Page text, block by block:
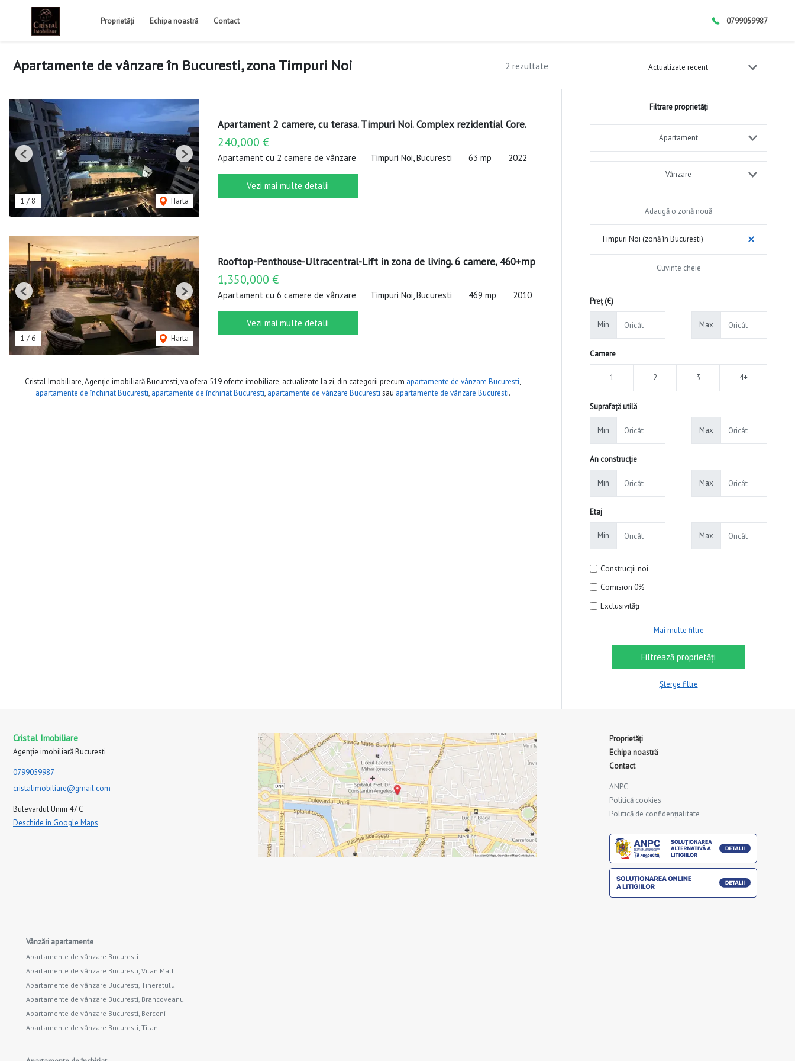
Proprietăți Echipa noastră Contact 0799059987
2 rezultate
Apartamente de vânzare în Bucuresti, zona Timpuri Noi Actualizate recent
1 / 8 Harta
Previous Next
Apartament 2 camere, cu terasa. Timpuri Noi. Complex rezidential Core.
240,000 €
Apartament cu 2 camere de vânzare Timpuri Noi, Bucuresti 63 mp 2022
Vezi mai multe detalii
1 / 6 Harta
Previous Next
Rooftop-Penthouse-Ultracentral-Lift in zona de living. 6 camere, 460+mp
1,350,000 €
Apartament cu 6 camere de vânzare Timpuri Noi, Bucuresti 469 mp 2010
Vezi mai multe detalii
Cristal Imobiliare, Agenție imobiliară Bucuresti, va ofera 519 oferte imobiliare, actualizate la zi, din categorii precum apartamente de vânzare Bucuresti,
apartamente de închiriat Bucuresti, apartamente de închiriat Bucuresti, apartamente de vânzare Bucuresti sau apartamente de vânzare Bucuresti.
Filtrare proprietăți
Apartament
Vânzare
Timpuri Noi (zonă în Bucuresti)
Preț (€)
Min Max
Camere
1 2 3 4+
Suprafață utilă
Min Max
An construcție
Min Max
Etaj
Min Max
Construcții noi
Comision 0%
Exclusivități
Mai multe filtre
Șterge filtre
Cristal Imobiliare
Agenție imobiliară Bucuresti
0799059987
cristalimobiliare@gmail.com
Bulevardul Unirii 47 C
Deschide în Google Maps
Proprietăți
Echipa noastră
Contact
ANPC
Politică cookies
Politică de confidențialitate
Vânzări apartamente
Apartamente de vânzare Bucuresti
Apartamente de vânzare Bucuresti, Vitan Mall
Apartamente de vânzare Bucuresti, Tineretului
Apartamente de vânzare Bucuresti, Brancoveanu
Apartamente de vânzare Bucuresti, Berceni
Apartamente de vânzare Bucuresti, Titan